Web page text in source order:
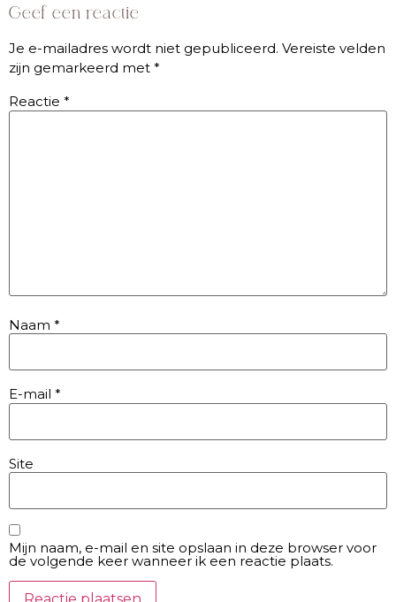
Geef een reactie
Je e-mailadres wordt niet gepubliceerd. Vereiste velden
zijn gemarkeerd met *
Reactie *
Naam *
E-mail *
Site
Mijn naam, e-mail en site opslaan in deze browser voor
de volgende keer wanneer ik een reactie plaats.